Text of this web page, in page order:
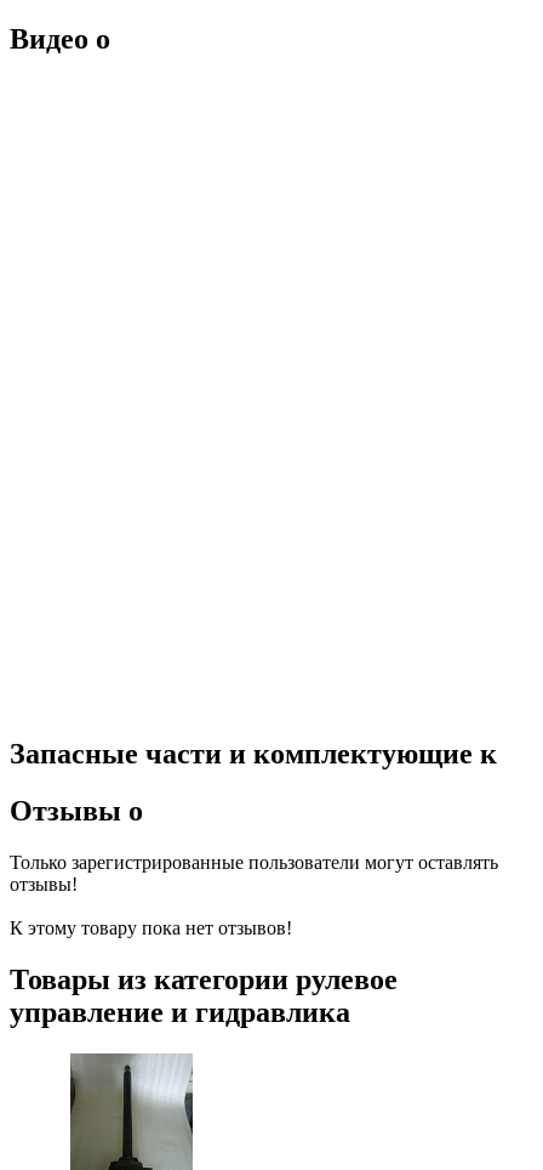
Видео о
Запасные части и комплектующие к
Отзывы о
Только зарегистрированные пользователи могут оставлять
отзывы!
К этому товару пока нет отзывов!
Товары из категории рулевое
управление и гидравлика